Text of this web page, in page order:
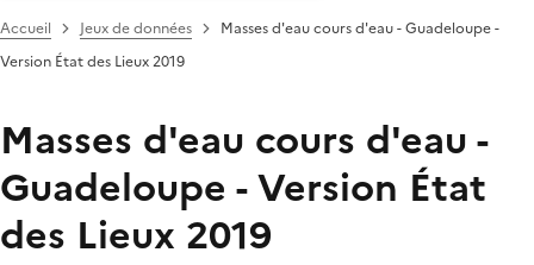
Accueil Jeux de données
Masses d'eau cours d'eau - Guadeloupe -
Version État des Lieux 2019
Masses d'eau cours d'eau -
Guadeloupe - Version État
des Lieux 2019